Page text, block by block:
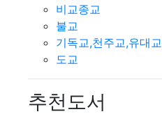
비교종교
불교
기독교,천주교,유대교
도교
추천도서